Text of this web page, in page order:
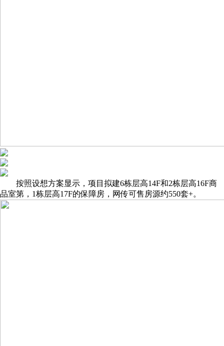
按照设想方案显示，项目拟建6栋层高14F和2栋层高16F商
品室第，1栋层高17F的保障房，网传可售房源约550套+。